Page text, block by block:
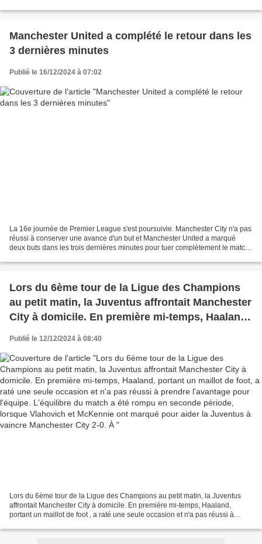
Manchester United a complété le retour dans les
3 dernières minutes
Publié le 16/12/2024 à 07:02
La 16e journée de Premier League s'est poursuivie. Manchester City n'a pas
réussi à conserver une avance d'un but et Manchester United a marqué
deux buts dans les trois dernières minutes pour tuer complètement le match.
Lors du 6ème tour de la Ligue des Champions
au petit matin, la Juventus affrontait Manchester
City à domicile. En première mi-temps, Haaland,
portant un maillot de foot, a raté une seule
pour l'équipe. L'équilibre du match a été rompu
en seconde période, lorsque Vlahovich et
McKennie ont marqué pour aider la Juventus à
vaincre Manchester City 2-0. À
Publié le 12/12/2024 à 08:40
Lors du 6ème tour de la Ligue des Champions au petit matin, la Juventus
affrontait Manchester City à domicile. En première mi-temps, Haaland,
portant un maillot de foot , a raté une seule occasion et n'a pas réussi à